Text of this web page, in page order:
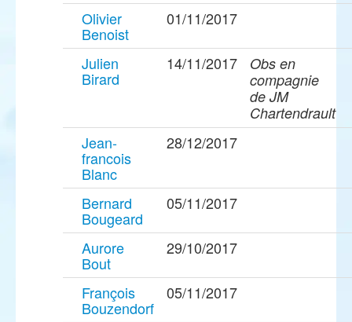
Olivier
Benoist
01/11/2017
Julien
Birard
14/11/2017
Obs en
compagnie
de JM
Chartendrault
Jean-
francois
Blanc
28/12/2017
Bernard
Bougeard
05/11/2017
Aurore
Bout
29/10/2017
François
Bouzendorf
05/11/2017